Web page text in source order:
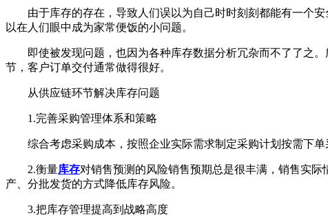
由于库存的存在，导致人们误以为自己时时刻刻都能有一个安
以在人们眼中成为家常便饭的小问题。
即使被发现问题，也因为各种库存数据分析冗杂而不了了之。
节，客户订单交付通常做得很好。
从供应链环节解决库存问题
1.完善采购管理体系和策略
综合考虑采购成本，按照企业实际需求制定采购计划按需下单
2.衡量库存对销售预测的风险销售预期总是很丰满，销售实
产、分批发货的方式降低库存风险。
3.把库存管理提高到战略高度